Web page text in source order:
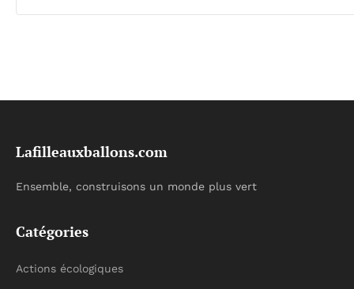
Lafilleauxballons.com
Ensemble, construisons un monde plus vert
Catégories
Actions écologiques